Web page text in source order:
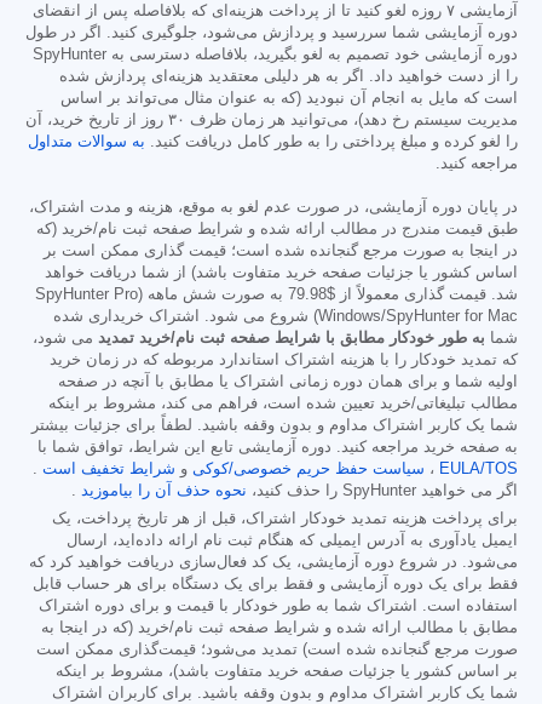
آزمایشی ۷ روزه لغو کنید تا از پرداخت هزینه‌ای که بلافاصله پس از انقضای
دوره آزمایشی شما سررسید و پردازش می‌شود، جلوگیری کنید. اگر در طول
دوره آزمایشی خود تصمیم به لغو بگیرید، بلافاصله دسترسی به SpyHunter
را از دست خواهید داد. اگر به هر دلیلی معتقدید هزینه‌ای پردازش شده
است که مایل به انجام آن نبودید (که به عنوان مثال می‌تواند بر اساس
مدیریت سیستم رخ دهد)، می‌توانید هر زمان ظرف ۳۰ روز از تاریخ خرید، آن
را لغو کرده و مبلغ پرداختی را به طور کامل دریافت کنید. به سوالات متداول
مراجعه کنید.
در پایان دوره آزمایشی، در صورت عدم لغو به موقع، هزینه و مدت اشتراک،
طبق قیمت مندرج در مطالب ارائه شده و شرایط صفحه ثبت نام/خرید (که
در اینجا به صورت مرجع گنجانده شده است؛ قیمت گذاری ممکن است بر
اساس کشور یا جزئیات صفحه خرید متفاوت باشد) از شما دریافت خواهد
شد. قیمت گذاری معمولاً از $79.98
به صورت شش ماهه (SpyHunter Pro
Windows/SpyHunter for Mac) شروع می شود. اشتراک خریداری شده
شما به طور خودکار مطابق با شرایط صفحه ثبت نام/خرید تمدید می شود،
که تمدید خودکار را با هزینه اشتراک استاندارد مربوطه که در زمان خرید
اولیه شما و برای همان دوره زمانی اشتراک یا مطابق با آنچه در صفحه
مطالب تبلیغاتی/خرید تعیین شده است، فراهم می کند، مشروط بر اینکه
شما یک کاربر اشتراک مداوم و بدون وقفه باشید. لطفاً برای جزئیات بیشتر
به صفحه خرید مراجعه کنید. دوره آزمایشی تابع این شرایط، توافق شما با
EULA/TOS ، سیاست حفظ حریم خصوصی/کوکی و شرایط تخفیف است .
اگر می خواهید SpyHunter را حذف کنید،
نحوه حذف آن را بیاموزید .
برای پرداخت هزینه تمدید خودکار اشتراک، قبل از هر تاریخ پرداخت، یک
ایمیل یادآوری به آدرس ایمیلی که هنگام ثبت نام ارائه داده‌اید، ارسال
می‌شود. در شروع دوره آزمایشی، یک کد فعال‌سازی دریافت خواهید کرد که
فقط برای یک دوره آزمایشی و فقط برای یک دستگاه برای هر حساب قابل
استفاده است. اشتراک شما به طور خودکار با قیمت و برای دوره اشتراک
مطابق با مطالب ارائه شده و شرایط صفحه ثبت نام/خرید (که در اینجا به
صورت مرجع گنجانده شده است) تمدید می‌شود؛ قیمت‌گذاری ممکن است
بر اساس کشور یا جزئیات صفحه خرید متفاوت باشد)، مشروط بر اینکه
شما یک کاربر اشتراک مداوم و بدون وقفه باشید. برای کاربران اشتراک